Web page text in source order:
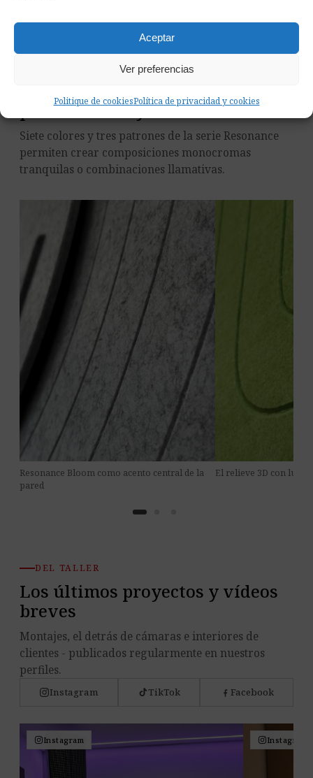
Aceptar
Ver preferencias
Politique de cookiesPolítica de privacidad y cookies
pared con luz y sombra
Siete colores y tres patrones de la serie Resonance
permiten crear composiciones monocromas
tranquilas o combinaciones llamativas.
Resonance Bloom como acento central de la
pared
El relieve 3D con luz
DEL TALLER
Los últimos proyectos y vídeos
breves
Montajes, el detrás de cámaras e interiores de
clientes - publicados regularmente en nuestros
perfiles.
Instagram TikTok Facebook
Instagram Instagram